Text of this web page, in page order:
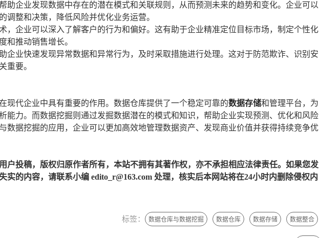
助企业发现数据中存在的潜在模式和关联规则，从而预测未来的趋势和变化。企业可以
调整和决策，降低风险并优化业务运营。
，企业可以深入了解客户的行为和偏好。这有助于企业精准定位目标市场，制定个性化
和推动销售增长。
企业快速发现异常数据和异常行为，及时采取措施进行处理。这对于防范欺诈、识别安
重要。
现代企业中具有重要的作用。数据仓库提供了一个稳定可靠的数据存储和管理平台，为
能力。而数据挖掘则通过发掘数据潜在的模式和知识，帮助企业实现预测、优化和风险
数据挖掘的应用，企业可以更加高效地管理数据资产、发现商业价值并获得持续竞争优
户投稿，版权归原作者所有，本站不拥有其著作权，亦不承担相应法律责任。如果您发
实的内容，请联系小编 edito_r@163.com 处理，核实后本网站将在24小时内删除侵权内
标签： 数据仓库与数据挖掘 数据仓库 数据存储 数据整合